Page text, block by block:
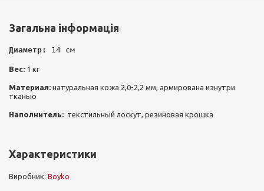
Загальна інформація
Диаметр: 14 см
Вес: 1 кг
Материал: натуральная кожа 2,0-2,2 мм, армирована изнутри
тканью
Наполнитель: текстильный лоскут, резиновая крошка
Характеристики
Виробник: Boyko